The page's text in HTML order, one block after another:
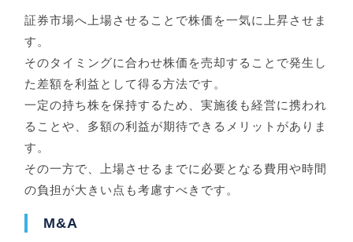
証券市場へ上場させることで株価を一気に上昇させま
す。
そのタイミングに合わせ株価を売却することで発生し
た差額を利益として得る方法です。
一定の持ち株を保持するため、実施後も経営に携われ
ることや、多額の利益が期待できるメリットがありま
す。
その一方で、上場させるまでに必要となる費用や時間
の負担が大きい点も考慮すべきです。
M&A